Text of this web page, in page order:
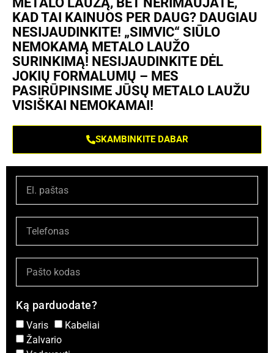
KAD TAI KAINUOS PER DAUG? DAUGIAU
NESIJAUDINKITE! „SIMVIC“ SIŪLO
NEMOKAMĄ METALO LAUŽO
SURINKIMĄ! NESIJAUDINKITE DĖL
JOKIŲ FORMALUMŲ – MES
PASIRŪPINSIME JŪSŲ METALO LAUŽU
VISIŠKAI NEMOKAMAI!
SKAMBINKITE DABAR
Ką parduodate?
Varis
Kabeliai
Žalvario